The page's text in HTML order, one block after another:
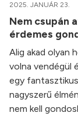
2025. JANUÁR 23.
Nem csupán
érdemes
Alig akad olyan
volna vendégül
egy
nagyszerű
nem kell